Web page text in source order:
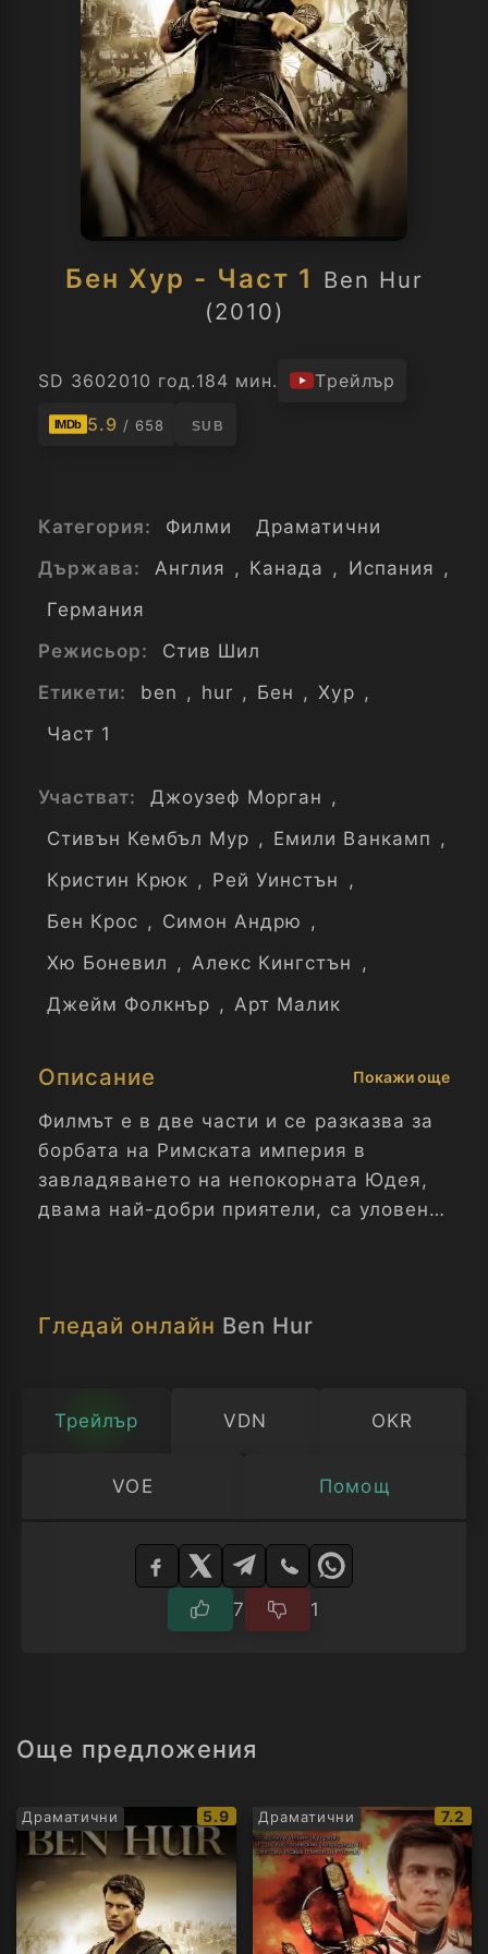
Бен Хур - Част 1 Ben Hur
(2010)
SD 3602010 год.184 мин. Трейлър
IMDb 5.9 / 658 SUB
Категория: Филми
Драматични
Държава:
Англия , Канада , Испания ,
Германия
Режисьор:
Стив Шил
Етикети:
ben , hur , Бен , Хур ,
Част 1
Участват: Джоузеф Морган ,
Стивън Кембъл Мур , Емили Ванкамп ,
Кристин Крюк , Рей Уинстън ,
Бен Крос , Симон Андрю ,
Хю Боневил , Алекс Кингстън ,
Джейм Фолкнър , Арт Малик
Описание Покажи още
Филмът е в две части и се разказва за
борбата на Римската империя в
завладяването на непокорната Юдея,
двама най-добри приятели, са уловени
Гледай онлайн Ben Hur
Трейлър VDN OKR
VOE Помощ
Изберете
7 1
Още предложения
Драматични
IMDb
рейтинг:
5.9 Драматични
IMDb
7.2